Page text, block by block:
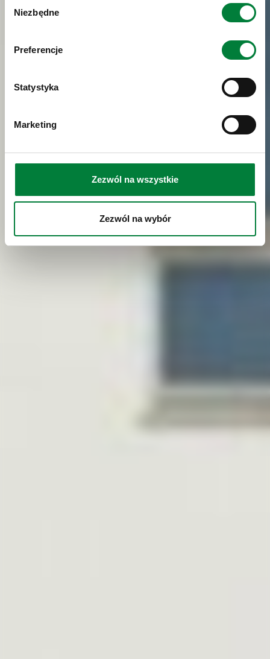
zgody
Niezbędne
Preferencje
Statystyka
Marketing
Zezwól na wszystkie
Zezwól na wybór